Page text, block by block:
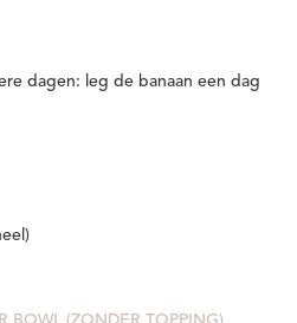
dagen: leg de banaan een dag